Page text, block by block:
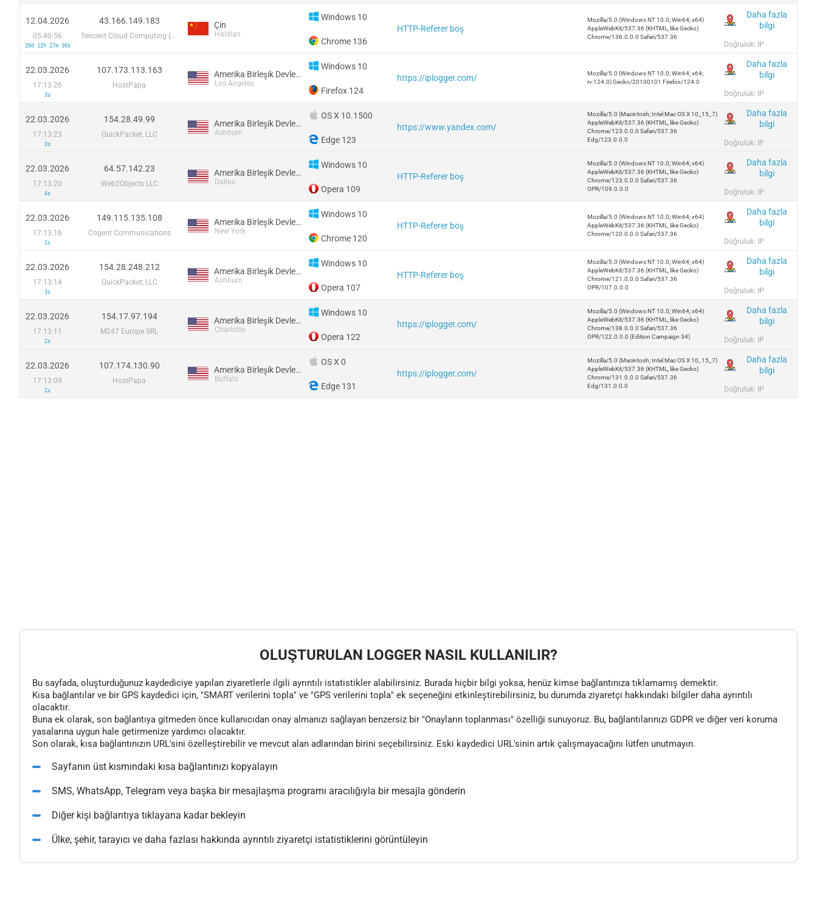
12.04.2026
05:40:56
20d 12h 27m 30s
43.166.149.183
Tencent Cloud Computing (Beijing) Co
Çin
Haidian
Windows 10
Chrome 136
HTTP-Referer boş
Mozilla/5.0 (Windows NT 10.0; Win64; x64)
AppleWebKit/537.36 (KHTML, like Gecko)
Chrome/136.0.0.0 Safari/537.36
Daha fazla
bilgi
Doğruluk: IP
22.03.2026
17:13:26
3s
107.173.113.163
HostPapa
Amerika Birleşik Devletleri
Los Angeles
Windows 10
Firefox 124
https://iplogger.com/
Mozilla/5.0 (Windows NT 10.0; Win64; x64;
rv:124.0) Gecko/20100101 Firefox/124.0
Daha fazla
bilgi
Doğruluk: IP
22.03.2026
17:13:23
3s
154.28.49.99
QuickPacket, LLC
Amerika Birleşik Devletleri
Ashburn
OS X 10.1500
Edge 123
https://www.yandex.com/
Mozilla/5.0 (Macintosh; Intel Mac OS X 10_15_7)
AppleWebKit/537.36 (KHTML, like Gecko)
Chrome/123.0.0.0 Safari/537.36
Edg/123.0.0.0
Daha fazla
bilgi
Doğruluk: IP
22.03.2026
17:13:20
4s
64.57.142.23
Web2Objects LLC
Amerika Birleşik Devletleri
Dallas
Windows 10
Opera 109
HTTP-Referer boş
Mozilla/5.0 (Windows NT 10.0; Win64; x64)
AppleWebKit/537.36 (KHTML, like Gecko)
Chrome/123.0.0.0 Safari/537.36
OPR/109.0.0.0
Daha fazla
bilgi
Doğruluk: IP
22.03.2026
17:13:16
2s
149.115.135.108
Cogent Communications
Amerika Birleşik Devletleri
New York
Windows 10
Chrome 120
HTTP-Referer boş
Mozilla/5.0 (Windows NT 10.0; Win64; x64)
AppleWebKit/537.36 (KHTML, like Gecko)
Chrome/120.0.0.0 Safari/537.36
Daha fazla
bilgi
Doğruluk: IP
22.03.2026
17:13:14
3s
154.28.248.212
QuickPacket, LLC
Amerika Birleşik Devletleri
Ashburn
Windows 10
Opera 107
HTTP-Referer boş
Mozilla/5.0 (Windows NT 10.0; Win64; x64)
AppleWebKit/537.36 (KHTML, like Gecko)
Chrome/121.0.0.0 Safari/537.36
OPR/107.0.0.0
Daha fazla
bilgi
Doğruluk: IP
22.03.2026
17:13:11
2s
154.17.97.194
M247 Europe SRL
Amerika Birleşik Devletleri
Charlotte
Windows 10
Opera 122
https://iplogger.com/
Mozilla/5.0 (Windows NT 10.0; Win64; x64)
AppleWebKit/537.36 (KHTML, like Gecko)
Chrome/138.0.0.0 Safari/537.36
OPR/122.0.0.0 (Edition Campaign 34)
Daha fazla
bilgi
Doğruluk: IP
22.03.2026
17:13:09
2s
107.174.130.90
HostPapa
Amerika Birleşik Devletleri
Buffalo
OS X 0
Edge 131
https://iplogger.com/
Mozilla/5.0 (Macintosh; Intel Mac OS X 10_15_7)
AppleWebKit/537.36 (KHTML, like Gecko)
Chrome/131.0.0.0 Safari/537.36
Edg/131.0.0.0
Daha fazla
bilgi
Doğruluk: IP
OLUŞTURULAN LOGGER NASIL KULLANILIR?
Bu sayfada, oluşturduğunuz kaydediciye yapılan ziyaretlerle ilgili ayrıntılı istatistikler alabilirsiniz. Burada hiçbir bilgi yoksa, henüz kimse bağlantınıza tıklamamış demektir.
Kısa bağlantılar ve bir GPS kaydedici için, "SMART verilerini topla" ve "GPS verilerini topla" ek seçeneğini etkinleştirebilirsiniz, bu durumda ziyaretçi hakkındaki bilgiler daha ayrıntılı
olacaktır.
Buna ek olarak, son bağlantıya gitmeden önce kullanıcıdan onay almanızı sağlayan benzersiz bir "Onayların toplanması" özelliği sunuyoruz. Bu, bağlantılarınızı GDPR ve diğer veri koruma
yasalarına uygun hale getirmenize yardımcı olacaktır.
Son olarak, kısa bağlantınızın URL'sini özelleştirebilir ve mevcut alan adlarından birini seçebilirsiniz. Eski kaydedici URL'sinin artık çalışmayacağını lütfen unutmayın.
Sayfanın üst kısmındaki kısa bağlantınızı kopyalayın
SMS, WhatsApp, Telegram veya başka bir mesajlaşma programı aracılığıyla bir mesajla gönderin
Diğer kişi bağlantıya tıklayana kadar bekleyin
Ülke, şehir, tarayıcı ve daha fazlası hakkında ayrıntılı ziyaretçi istatistiklerini görüntüleyin